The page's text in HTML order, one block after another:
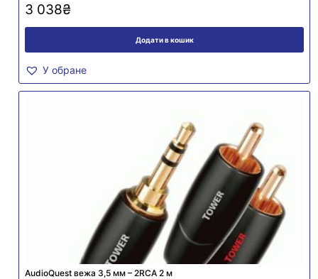
3 038₴
Додати в кошик
У обране
AudioQuest вежа 3,5 мм – 2RCA 2 м